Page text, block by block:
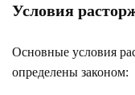
Условия
Основные условия
определены законом: